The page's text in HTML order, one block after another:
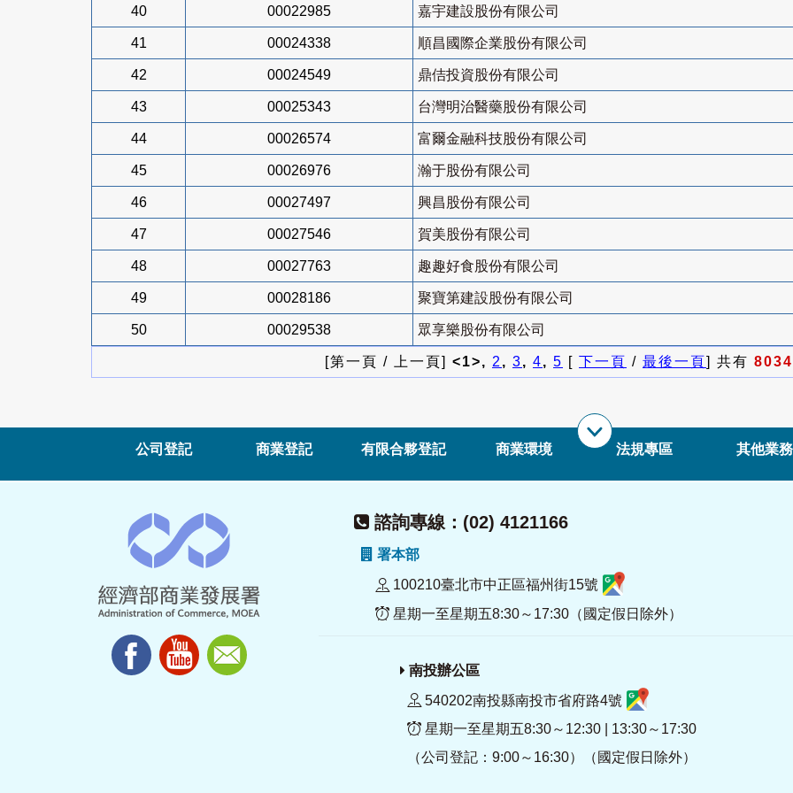
40 00022985 嘉宇建設股份有限公司
41 00024338 順昌國際企業股份有限公司
42 00024549 鼎佶投資股份有限公司
43 00025343 台灣明治醫藥股份有限公司
44 00026574 富爾金融科技股份有限公司
45 00026976 瀚于股份有限公司
46 00027497 興昌股份有限公司
47 00027546 賀美股份有限公司
48 00027763 趣趣好食股份有限公司
49 00028186 聚寶第建設股份有限公司
50 00029538 眾享樂股份有限公司
[第一頁 / 上一頁] <1>, 2, 3, 4, 5 [ 下一頁 / 最後一頁] 共有 8034
公司登記 商業登記 有限合夥登記 商業環境 法規專區 其他業務
諮詢專線：(02) 4121166
署本部
100210臺北市中正區福州街15號
星期一至星期五8:30～17:30（國定假日除外）
南投辦公區
540202南投縣南投市省府路4號
星期一至星期五8:30～12:30 | 13:30～17:30
（公司登記：9:00～16:30）（國定假日除外）